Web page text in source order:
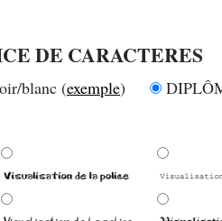
DE CARACTERES
blanc (exemple)